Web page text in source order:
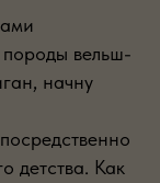
вельш-
начну
детства. Как